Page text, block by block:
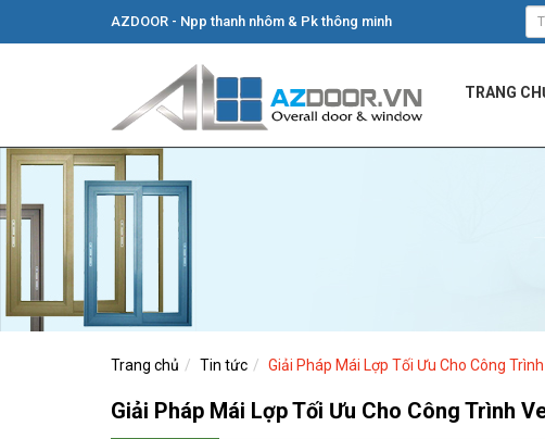
AZDOOR - Npp thanh nhôm & Pk thông minh
TRANG
Trang chủ Tin tức Giải Pháp Mái Lợp Tối Ưu Cho Công
Giải Pháp Mái Lợp Tối Ưu Cho Công Trình